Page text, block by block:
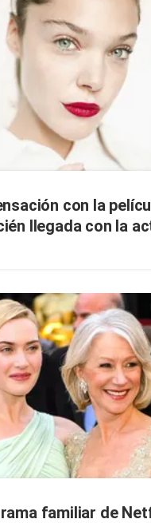
con la
llegada con la
familiar de